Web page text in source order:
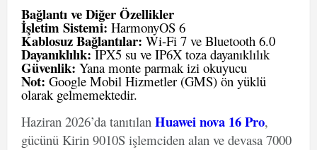
Bağlantı ve Diğer Özellikler
İşletim Sistemi: HarmonyOS 6
Kablosuz Bağlantılar: Wi-Fi 7 ve Bluetooth 6.0
Dayanıklılık:IPX5 su ve IP6X toza dayanıklılık
Güvenlik: Yana monte parmak izi okuyucu
Not: Google Mobil Hizmetler (GMS) ön yüklü
olarak gelmemektedir.
Haziran 2026’da tanıtılan Huawei nova 16 Pro,
gücünü Kirin 9010S işlemciden alan ve devasa 7000